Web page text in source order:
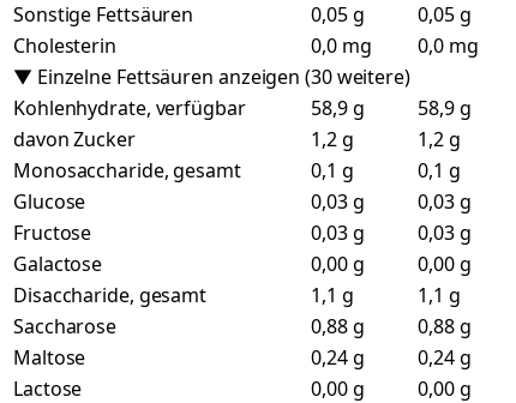
Sonstige Fettsäuren
0,05 g
0,05 g
Cholesterin
0,0 mg
0,0 mg
▼ Einzelne Fettsäuren anzeigen (30 weitere)
Kohlenhydrate, verfügbar
58,9 g
58,9 g
davon Zucker
1,2 g
1,2 g
Monosaccharide, gesamt
0,1 g
0,1 g
Glucose
0,03 g
0,03 g
Fructose
0,03 g
0,03 g
Galactose
0,00 g
0,00 g
Disaccharide, gesamt
1,1 g
1,1 g
Saccharose
0,88 g
0,88 g
Maltose
0,24 g
0,24 g
Lactose
0,00 g
0,00 g